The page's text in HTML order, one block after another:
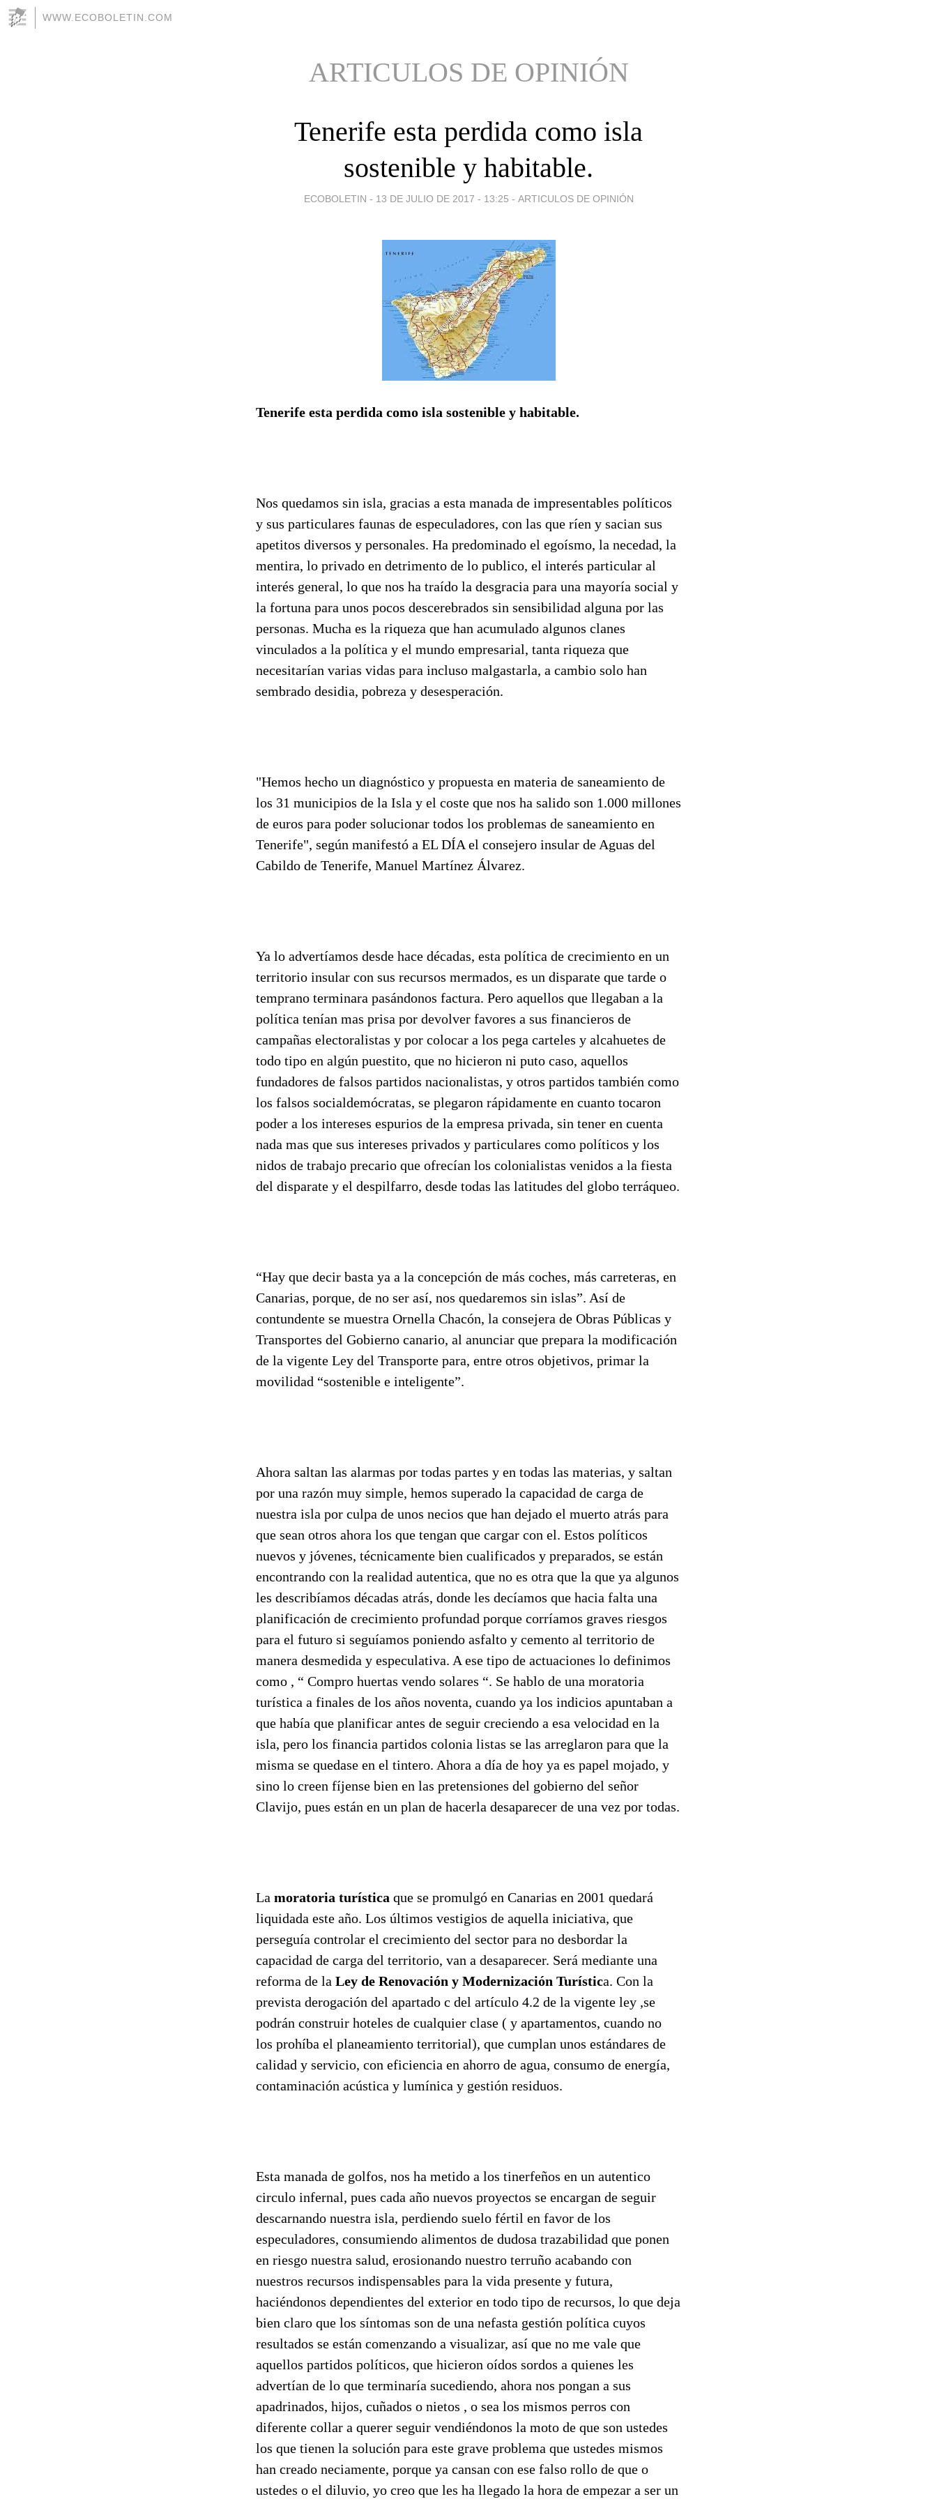
WWW.ECOBOLETIN.COM
ARTICULOS DE OPINIÓN
Tenerife esta perdida como isla
sostenible y habitable.
ECOBOLETIN - 13 DE JULIO DE 2017 - 13:25 - ARTICULOS DE OPINIÓN
Tenerife esta perdida como isla sostenible y habitable.
Nos quedamos sin isla, gracias a esta manada de impresentables políticos
y sus particulares faunas de especuladores, con las que ríen y sacian sus
apetitos diversos y personales. Ha predominado el egoísmo, la necedad, la
mentira, lo privado en detrimento de lo publico, el interés particular al
interés general, lo que nos ha traído la desgracia para una mayoría social y
la fortuna para unos pocos descerebrados sin sensibilidad alguna por las
personas. Mucha es la riqueza que han acumulado algunos clanes
vinculados a la política y el mundo empresarial, tanta riqueza que
necesitarían varias vidas para incluso malgastarla, a cambio solo han
sembrado desidia, pobreza y desesperación.
"Hemos hecho un diagnóstico y propuesta en materia de saneamiento de
los 31 municipios de la Isla y el coste que nos ha salido son 1.000 millones
de euros para poder solucionar todos los problemas de saneamiento en
Tenerife", según manifestó a EL DÍA el consejero insular de Aguas del
Cabildo de Tenerife, Manuel Martínez Álvarez.
Ya lo advertíamos desde hace décadas, esta política de crecimiento en un
territorio insular con sus recursos mermados, es un disparate que tarde o
temprano terminara pasándonos factura. Pero aquellos que llegaban a la
política tenían mas prisa por devolver favores a sus financieros de
campañas electoralistas y por colocar a los pega carteles y alcahuetes de
todo tipo en algún puestito, que no hicieron ni puto caso, aquellos
fundadores de falsos partidos nacionalistas, y otros partidos también como
los falsos socialdemócratas, se plegaron rápidamente en cuanto tocaron
poder a los intereses espurios de la empresa privada, sin tener en cuenta
nada mas que sus intereses privados y particulares como políticos y los
nidos de trabajo precario que ofrecían los colonialistas venidos a la fiesta
del disparate y el despilfarro, desde todas las latitudes del globo terráqueo.
“Hay que decir basta ya a la concepción de más coches, más carreteras, en
Canarias, porque, de no ser así, nos quedaremos sin islas”. Así de
contundente se muestra Ornella Chacón, la consejera de Obras Públicas y
Transportes del Gobierno canario, al anunciar que prepara la modificación
de la vigente Ley del Transporte para, entre otros objetivos, primar la
movilidad “sostenible e inteligente”.
Ahora saltan las alarmas por todas partes y en todas las materias, y saltan
por una razón muy simple, hemos superado la capacidad de carga de
nuestra isla por culpa de unos necios que han dejado el muerto atrás para
que sean otros ahora los que tengan que cargar con el. Estos políticos
nuevos y jóvenes, técnicamente bien cualificados y preparados, se están
encontrando con la realidad autentica, que no es otra que la que ya algunos
les describíamos décadas atrás, donde les decíamos que hacia falta una
planificación de crecimiento profundad porque corríamos graves riesgos
para el futuro si seguíamos poniendo asfalto y cemento al territorio de
manera desmedida y especulativa. A ese tipo de actuaciones lo definimos
como , “ Compro huertas vendo solares “. Se hablo de una moratoria
turística a finales de los años noventa, cuando ya los indicios apuntaban a
que había que planificar antes de seguir creciendo a esa velocidad en la
isla, pero los financia partidos colonia listas se las arreglaron para que la
misma se quedase en el tintero. Ahora a día de hoy ya es papel mojado, y
sino lo creen fíjense bien en las pretensiones del gobierno del señor
Clavijo, pues están en un plan de hacerla desaparecer de una vez por todas.
La moratoria turística que se promulgó en Canarias en 2001 quedará
liquidada este año. Los últimos vestigios de aquella iniciativa, que
perseguía controlar el crecimiento del sector para no desbordar la
capacidad de carga del territorio, van a desaparecer. Será mediante una
reforma de la Ley de Renovación y Modernización Turística. Con la
prevista derogación del apartado c del artículo 4.2 de la vigente ley ,se
podrán construir hoteles de cualquier clase ( y apartamentos, cuando no
los prohíba el planeamiento territorial), que cumplan unos estándares de
calidad y servicio, con eficiencia en ahorro de agua, consumo de energía,
contaminación acústica y lumínica y gestión residuos.
Esta manada de golfos, nos ha metido a los tinerfeños en un autentico
circulo infernal, pues cada año nuevos proyectos se encargan de seguir
descarnando nuestra isla, perdiendo suelo fértil en favor de los
especuladores, consumiendo alimentos de dudosa trazabilidad que ponen
en riesgo nuestra salud, erosionando nuestro terruño acabando con
nuestros recursos indispensables para la vida presente y futura,
haciéndonos dependientes del exterior en todo tipo de recursos, lo que deja
bien claro que los síntomas son de una nefasta gestión política cuyos
resultados se están comenzando a visualizar, así que no me vale que
aquellos partidos políticos, que hicieron oídos sordos a quienes les
advertían de lo que terminaría sucediendo, ahora nos pongan a sus
apadrinados, hijos, cuñados o nietos , o sea los mismos perros con
diferente collar a querer seguir vendiéndonos la moto de que son ustedes
los que tienen la solución para este grave problema que ustedes mismos
han creado neciamente, porque ya cansan con ese falso rollo de que o
ustedes o el diluvio, yo creo que les ha llegado la hora de empezar a ser un